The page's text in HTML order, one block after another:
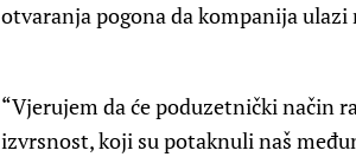
otvaranja pogona da kompanija
“Vjerujem da će poduzetnički način
izvrsnost, koji su potaknuli naš